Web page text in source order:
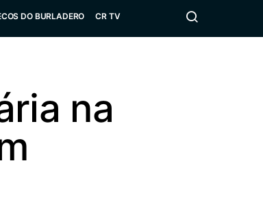
DO BURLADERO CR TV
na